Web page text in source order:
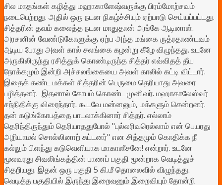
சில மாதங்கள் கழித்து மஹாகாளேஷ்வருக்கு பிரம்மோற்சவம்
நடைபெற்றது. அதில் ஒரு நடன நிகழ்ச்சியும் ஏற்பாடு செய்யப்பட்டது.
சித்தரின் தவம் கலைத்த நடன மாதுதான் அங்கே ஆடினாள்.
அரசனின் வேண்டுகோளுக்கு ஏற்ப அந்த மங்கை ருத்ரதாண்டவம்
ஆடிய போது அவள் கால் சலங்கை கழன்று கீழே விழுந்தது. உடனே
அருகிலிருந்து ரசித்துக் கொண்டிருந்த சித்தர் எவ்விதத் தீய
நோக்கமும் இன்றி அச்சலங்கையை அவள் காலில் கட்டி விட்டார்.
இதைக் கண்ட மக்கள் சித்தரின் பெருமை தெரியாது அவரை
பழித்தனர். இதனால் கோபம் கொண்ட முனிவர். மஹாகாலேஸ்வர்
சந்நிதிக்கு விரைந்தார். கூடவே மன்னனும், மக்களும் சென்றனர்.
தன் கடுங்கோபத்தை பாடலாக்கினார் சித்தர். எல்லாம்
தெரிந்திருந்தும் தெரியாததுபோல் "புல்லரிவரெல்லாம் என் பெயரது
அறியாமல் சொல்லினாற் சுட்டனர்" என சித்தமும் கொதிக்க நீ
கல்லும் பிளந்து கடுவெளியாக மாகாளீசனே! என்றார். உடனே
மூலவரது சிவலிங்கத்தின் பாணப் பகுதி மூன்றாக வெடித்துச்
சிதறியது. இதன் ஒரு பகுதி 5 கி.மீ தொலைவில் விழுந்தது.
வெடித்த பகுதியில் இருந்து இறைவனும் இறைவியும் தோன்றி